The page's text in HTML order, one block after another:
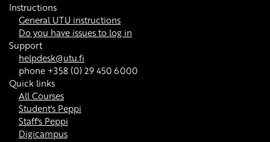
Instructions
General UTU instructions
Do you have issues to log in
Support
helpdesk@utu.fi
phone +358 (0) 29 450 6000
Quick links
All Courses
Student's Peppi
Staff's Peppi
Digicampus